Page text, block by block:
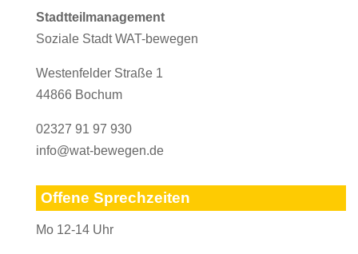
Stadtteilmanagement
Soziale Stadt WAT-bewegen
Westenfelder Straße 1
44866 Bochum
02327 91 97 930
info@wat-bewegen.de
Offene Sprechzeiten
Mo 12-14 Uhr